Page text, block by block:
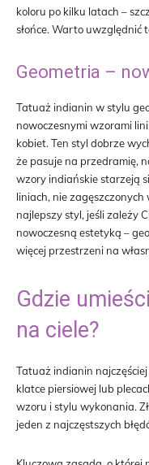
koloru po kilku latach –
słońce. Warto uwzględnić
Geometria –
Tatuaż indianin w stylu
nowoczesnymi wzorami
kobiet. Ten styl dobrze
że pasuje na przedramię,
wzory indiańskie starzeją
liniach, nie zagęszczonych
najlepszy styl, jeśli zależy
nowoczesną estetyką –
więcej przestrzeni na
Gdzie
na ciele?
Tatuaż indianin
klatce piersiowej lub
wzoru i stylu wykonania.
jeden z najczęstszych